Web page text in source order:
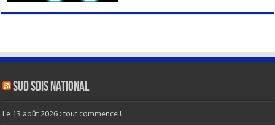
SUD SDIS national
Le 13 août 2026 : tout commence !